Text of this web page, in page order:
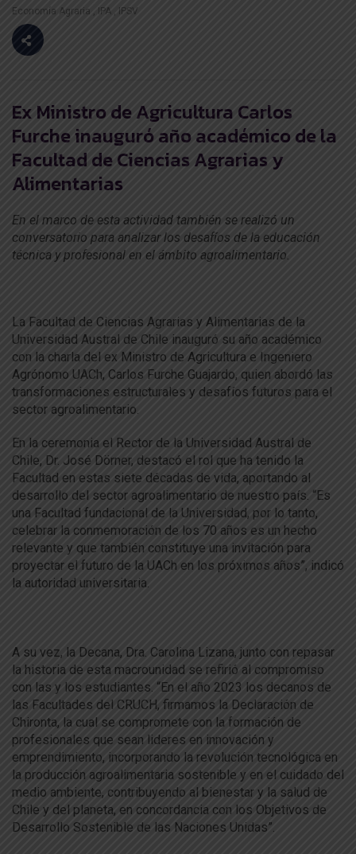
Economía Agraria
IPA IPSV
Ex Ministro de Agricultura Carlos
Furche inauguró año académico de la
Facultad de Ciencias Agrarias y
Alimentarias
En el marco de esta actividad también se realizó un
conversatorio para analizar los desafíos de la educación
técnica y profesional en el ámbito agroalimentario.
La Facultad de Ciencias Agrarias y Alimentarias de la
Universidad Austral de Chile inauguró su año académico
con la charla del ex Ministro de Agricultura e Ingeniero
Agrónomo UACh, Carlos Furche Guajardo, quien abordó las
transformaciones estructurales y desafíos futuros para el
sector agroalimentario.
En la ceremonia el Rector de la Universidad Austral de
Chile, Dr. José Dörner, destacó el rol que ha tenido la
Facultad en estas siete décadas de vida, aportando al
desarrollo del sector agroalimentario de nuestro país. “Es
una Facultad fundacional de la Universidad, por lo tanto,
celebrar la conmemoración de los 70 años es un hecho
relevante y que también constituye una invitación para
proyectar el futuro de la UACh en los próximos años”, indicó
la autoridad universitaria.
A su vez, la Decana, Dra. Carolina Lizana, junto con repasar
la historia de esta macrounidad se refirió al compromiso
con las y los estudiantes. “En el año 2023 los decanos de
las Facultades del CRUCH, firmamos la Declaración de
Chironta, la cual se compromete con la formación de
profesionales que sean lideres en innovación y
emprendimiento, incorporando la revolución tecnológica en
la producción agroalimentaria sostenible y en el cuidado del
medio ambiente, contribuyendo al bienestar y la salud de
Chile y del planeta, en concordancia con los Objetivos de
Desarrollo Sostenible de las Naciones Unidas”.